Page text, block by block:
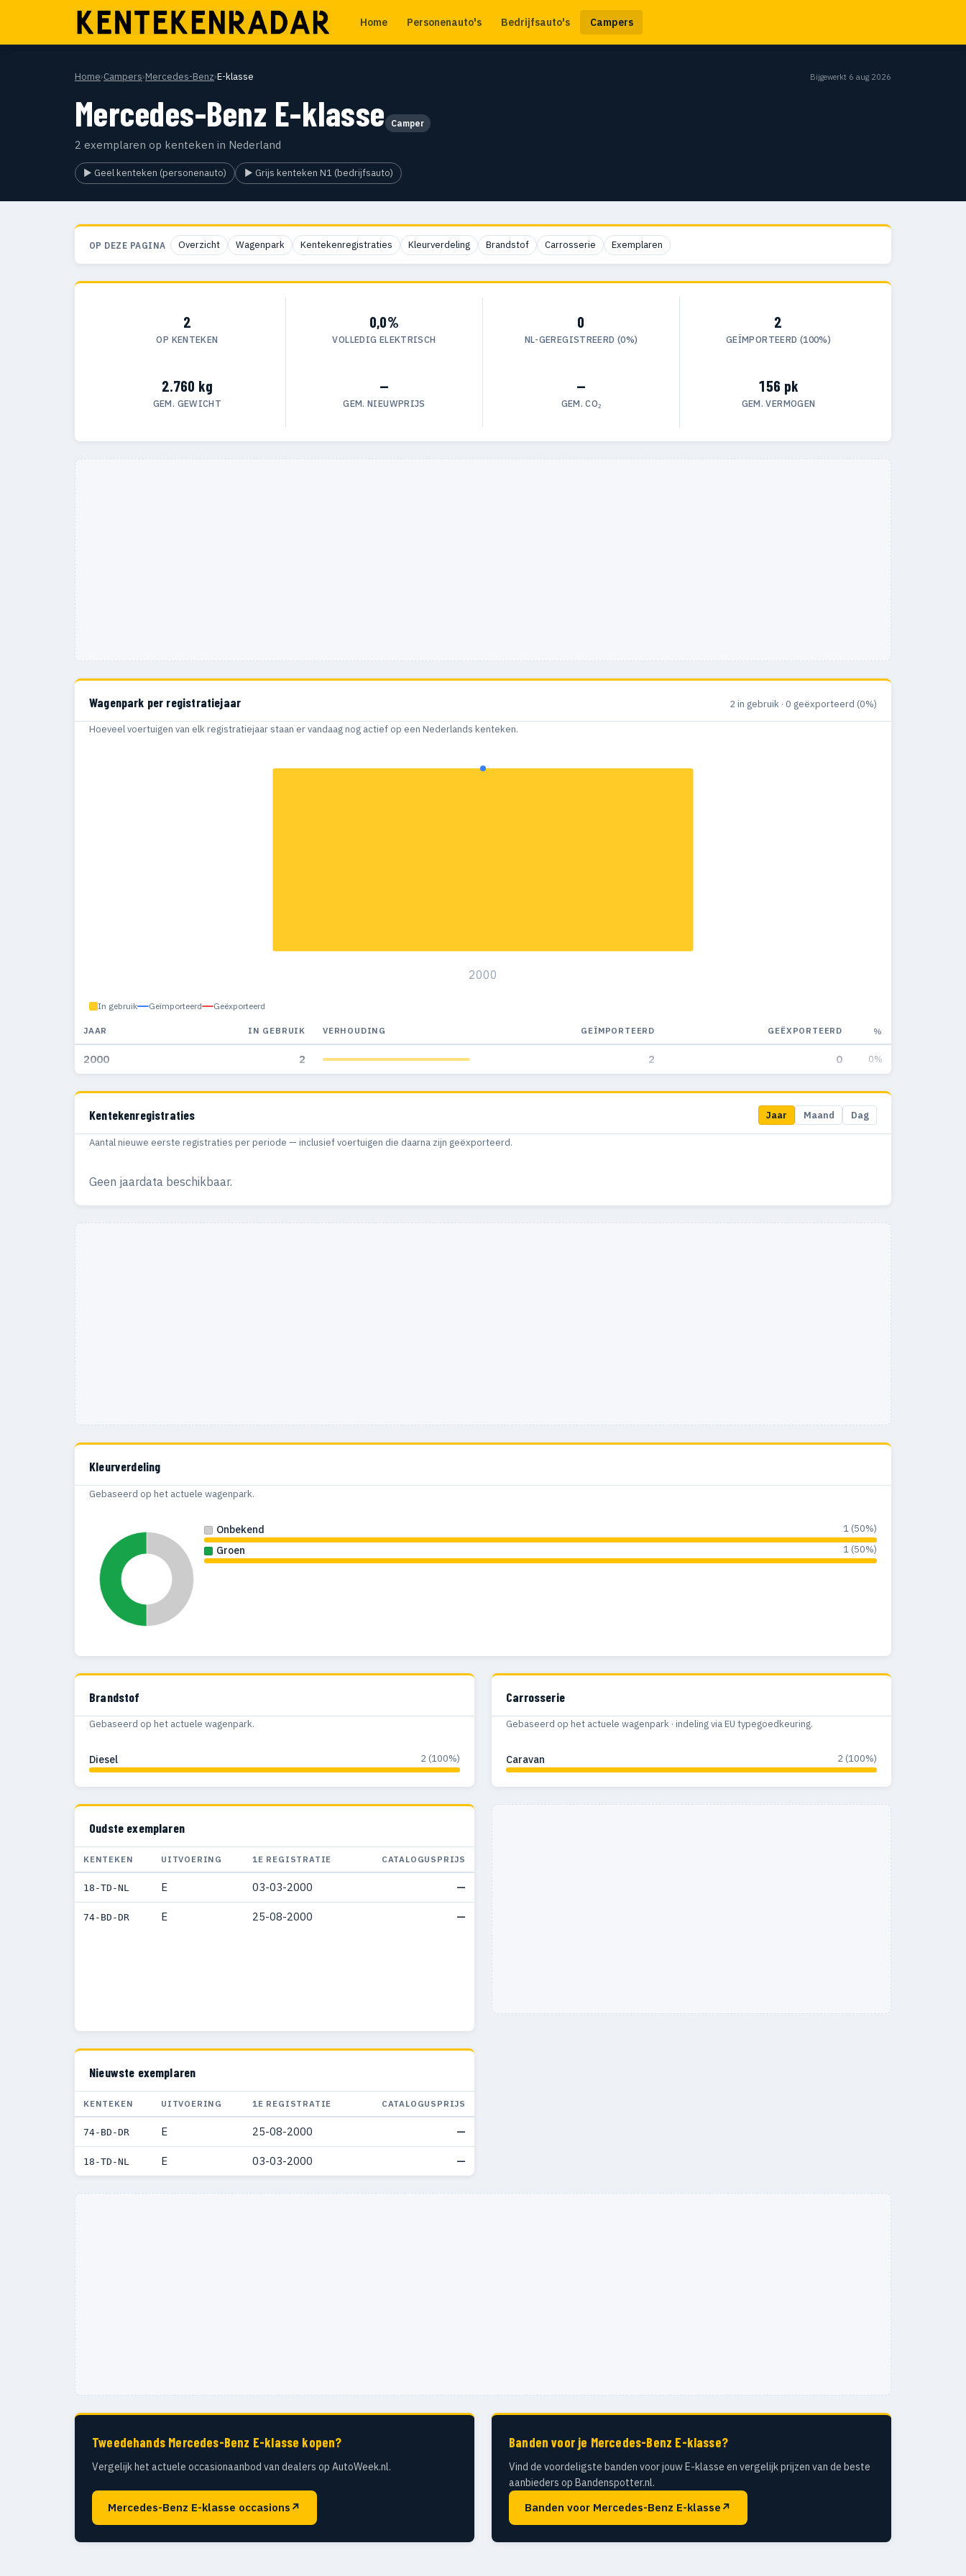
Home Personenauto's Bedrijfsauto's Campers
Home›Campers›Mercedes-Benz›E-klasse Bijgewerkt 6 aug 2026
Mercedes-Benz E-klasse Camper
2 exemplaren op kenteken in Nederland
▶ Geel kenteken (personenauto) ▶ Grijs kenteken N1 (bedrijfsauto)
OP DEZE PAGINA Overzicht Wagenpark Kentekenregistraties Kleurverdeling Brandstof Carrosserie Exemplaren
2
OP KENTEKEN
0,0%
VOLLEDIG ELEKTRISCH
0
NL-GEREGISTREERD (0%)
2
GEÏMPORTEERD (100%)
2.760 kg
GEM. GEWICHT
—
GEM. NIEUWPRIJS
—
GEM. CO₂
156 pk
GEM. VERMOGEN
Wagenpark per registratiejaar 2 in gebruik · 0 geëxporteerd (0%)
Hoeveel voertuigen van elk registratiejaar staan er vandaag nog actief op een Nederlands kenteken.
2000
In gebruik Geïmporteerd Geëxporteerd
JAAR IN GEBRUIK VERHOUDING GEÏMPORTEERD GEËXPORTEERD %
2000 2 2 0 0%
Kentekenregistraties Jaar Maand Dag
Aantal nieuwe eerste registraties per periode — inclusief voertuigen die daarna zijn geëxporteerd.
Geen jaardata beschikbaar.
Kleurverdeling
Gebaseerd op het actuele wagenpark.
Onbekend 1 (50%)
Groen 1 (50%)
Brandstof
Gebaseerd op het actuele wagenpark.
Diesel 2 (100%)
Carrosserie
Gebaseerd op het actuele wagenpark · indeling via EU typegoedkeuring.
Caravan 2 (100%)
Oudste exemplaren
KENTEKEN UITVOERING 1E REGISTRATIE CATALOGUSPRIJS
18-TD-NL E 03-03-2000 —
74-BD-DR E 25-08-2000 —
Nieuwste exemplaren
KENTEKEN UITVOERING 1E REGISTRATIE CATALOGUSPRIJS
74-BD-DR E 25-08-2000 —
18-TD-NL E 03-03-2000 —
Tweedehands Mercedes-Benz E-klasse kopen?
Vergelijk het actuele occasionaanbod van dealers op AutoWeek.nl.
Mercedes-Benz E-klasse occasions ↗
Banden voor je Mercedes-Benz E-klasse?
Vind de voordeligste banden voor jouw E-klasse en vergelijk prijzen van de beste
aanbieders op Bandenspotter.nl.
Banden voor Mercedes-Benz E-klasse ↗